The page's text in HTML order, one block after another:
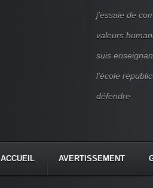
j'essaie de
valeurs
suis
l’école
défendre
ACCUEIL AVERTISSEMENT